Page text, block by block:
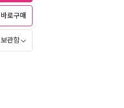
바로구매
보관함